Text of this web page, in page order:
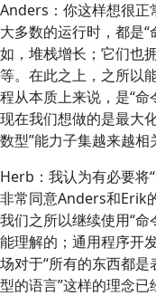
Anders：你这样想很正
大多数的运行时，都是
如，堆栈增长；它们也
等。在此之上，之所以
程从本质上来说，是“命
现在我们想做的是最大
数型”能力子集越来越相
Herb：我认为有必要将
非常同意Anders和Erik
我们之所以继续使用“
能理解的；通用程序开
场对于“所有的东西都
型的语言”这样的理念已